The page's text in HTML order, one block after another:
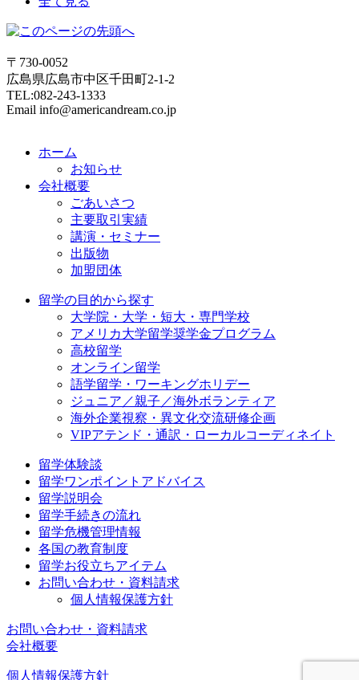
〒730-0052
広島県広島市中区千田町2-1-2
TEL:082-243-1333
Email info@americandream.co.jp
ホーム
お知らせ
会社概要
ごあいさつ
主要取引実績
講演・セミナー
出版物
加盟団体
留学の目的から探す
大学院・大学・短大・専門学校
アメリカ大学留学奨学金プログラム
高校留学
オンライン留学
語学留学・ワーキングホリデー
ジュニア／親子／海外ボランティア
海外企業視察・異文化交流研修企画
VIPアテンド・通訳・ローカルコーディネイト
留学体験談
留学ワンポイントアドバイス
留学説明会
留学手続きの流れ
留学危機管理情報
各国の教育制度
留学お役立ちアイテム
お問い合わせ・資料請求
個人情報保護方針
お問い合わせ・資料請求
会社概要
個人情報保護方針